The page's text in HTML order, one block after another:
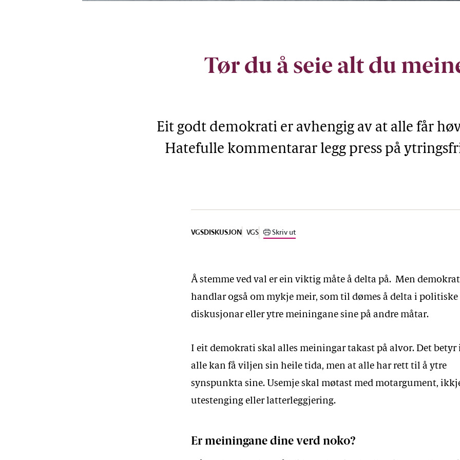
Tør du å seie alt du
Eit godt demokrati er avhengig av at alle får
Hatefulle kommentarar legg press på
VGSDISKUSJON VGS Skriv ut
Å stemme ved val er ein viktig måte å delta på. Men
handlar også om mykje meir, som til dømes å delta i politiske
diskusjonar eller ytre meiningane sine på andre måtar.
I eit demokrati skal alles meiningar takast på alvor. Det betyr
alle kan få viljen sin heile tida, men at alle har rett til å ytre
synspunkta sine. Usemje skal møtast med motargument,
utestenging eller latterleggjering.
Er meiningane dine verd noko?